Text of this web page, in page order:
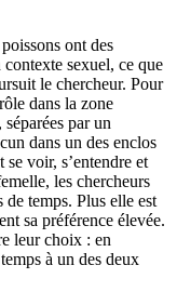
ont des
sexuel, ce que
le chercheur. Pour
dans la zone
par un
dans un des enclos
voir, s’entendre et
les chercheurs
temps. Plus elle est
sa préférence élevée.
leur choix : en
à un des deux